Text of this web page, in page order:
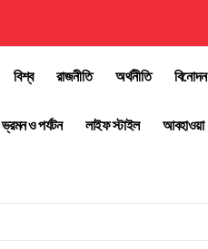
বিশ্ব রাজনীতি অর্থনীতি বিনোদন
ভ্রমন ও পর্যটন লাইফ স্টাইল আবহাওয়া